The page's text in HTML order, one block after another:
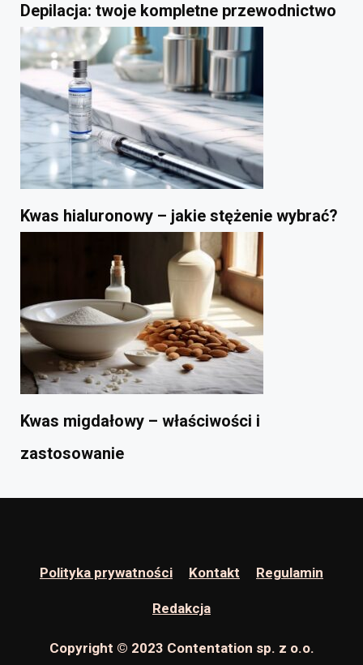
Depilacja: twoje kompletne przewodnictwo
Kwas hialuronowy – jakie stężenie wybrać?
Kwas migdałowy – właściwości i
zastosowanie
Polityka prywatności Kontakt Regulamin
Redakcja
Copyright © 2023 Contentation sp. z o.o.